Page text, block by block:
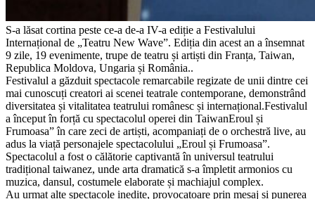
S-a lăsat cortina peste ce-a de-a IV-a ediție a Festivalului
Internațional de „Teatru New Wave”. Ediția din acest an a însemnat
9 zile, 19 evenimente, trupe de teatru și artiști din Franța, Taiwan,
Republica Moldova, Ungaria și România..
Festivalul a găzduit spectacole remarcabile regizate de unii dintre cei
mai cunoscuți creatori ai scenei teatrale contemporane, demonstrând
diversitatea și vitalitatea teatrului românesc și internațional.Festivalul
a început în forță cu spectacolul operei din TaiwanEroul și
Frumoasa” în care zeci de artiști, acompaniați de o orchestră live, au
adus la viață personajele spectacolului „Eroul și Frumoasa”.
Spectacolul a fost o călătorie captivantă în universul teatrului
tradițional taiwanez, unde arta dramatică s-a împletit armonios cu
muzica, dansul, costumele elaborate și machiajul complex.
Au urmat alte spectacole inedite, provocatoare prin mesaj și punerea